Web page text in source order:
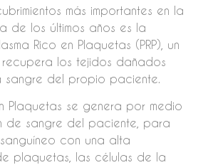
más importantes en la
de los últimos años es la
Rico en Plaquetas (PRP), un
los tejidos dañados
del propio paciente.
Plaquetas se genera por medio
de sangre del paciente, para
con una alta
plaquetas, las células de la